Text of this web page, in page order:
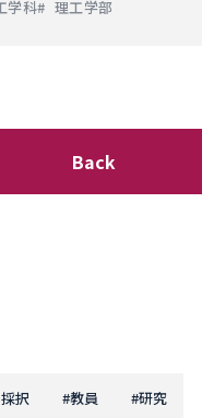
学科 理工学部
Back
択 #教員 #研究